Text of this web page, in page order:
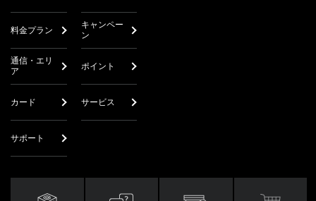
料金プラン
キャンペー
ン
通信・エリ
ア
ポイント
カード サービス
サポート